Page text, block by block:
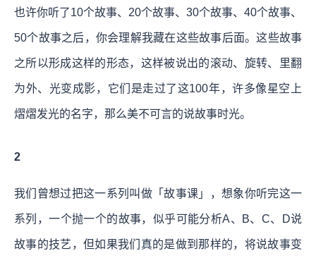
也许你听了10个故事、20个故事、30个故事、40个故事、
50个故事之后，你会理解我藏在这些故事后面。这些故事
之所以形成这样的形态，这样被说出的滚动、旋转、里翻
为外、光变成影，它们是走过了这100年，许多像星空上
熠熠发光的名字，那么美不可言的说故事时光。
2
我们曾想过把这一系列叫做「故事课」，想象你听完这一
系列，一个抛一个的故事，似乎可能分析A、B、C、D说
故事的技艺，但如果我们真的是做到那样的，将说故事变